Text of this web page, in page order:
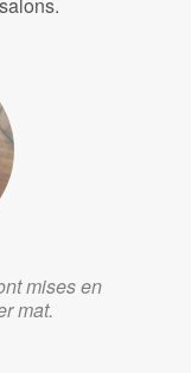
mises en
mat.